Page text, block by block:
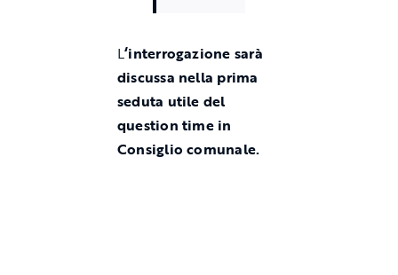
L‘interrogazione sarà
discussa nella prima
seduta utile del
question time in
Consiglio comunale.